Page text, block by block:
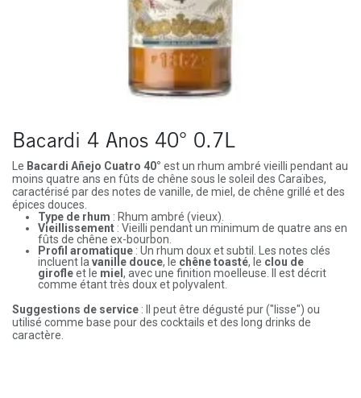
Bacardi 4 Anos 40° 0.7L
Le Bacardi Añejo Cuatro 40° est un rhum ambré vieilli pendant au
moins quatre ans en fûts de chêne sous le soleil des Caraïbes,
caractérisé par des notes de vanille, de miel, de chêne grillé et des
épices douces.
Type de rhum : Rhum ambré (vieux).
Vieillissement : Vieilli pendant un minimum de quatre ans en
fûts de chêne ex-bourbon.
Profil aromatique : Un rhum doux et subtil. Les notes clés
incluent la vanille douce, le chêne toasté, le clou de
girofleet le miel , avec une finition moelleuse. Il est décrit
comme étant très doux et polyvalent.
Suggestions de service : Il peut être dégusté pur ("lisse") ou
utilisé comme base pour des cocktails et des long drinks de
caractère.